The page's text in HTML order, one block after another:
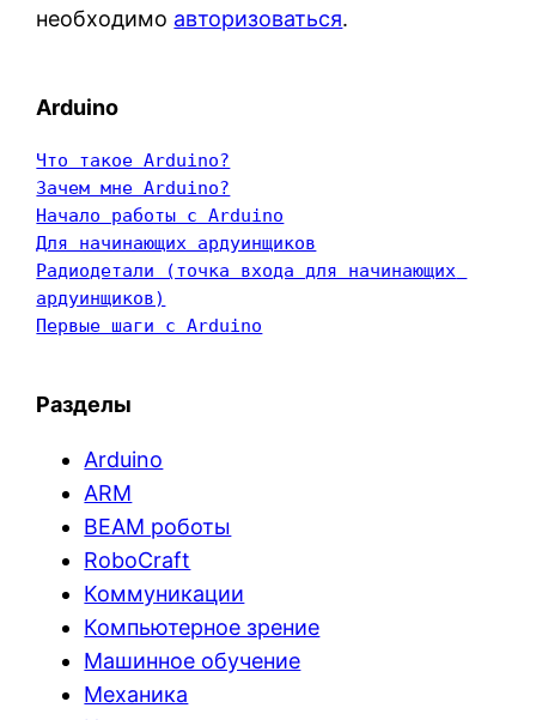
необходимо авторизоваться.
Arduino
Что такое Arduino?
Зачем мне Arduino?
Начало работы с Arduino
Для начинающих ардуинщиков
Радиодетали (точка входа для начинающих
ардуинщиков)
Первые шаги с Arduino
Разделы
Arduino
ARM
BEAM роботы
RoboCraft
Коммуникации
Компьютерное зрение
Машинное обучение
Механика